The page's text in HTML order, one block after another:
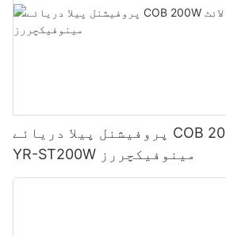
پروفیشنل پیلا دریائے COB 200W اسٹوڈیو لائٹ
YR-ST200W مینوفیکچررز